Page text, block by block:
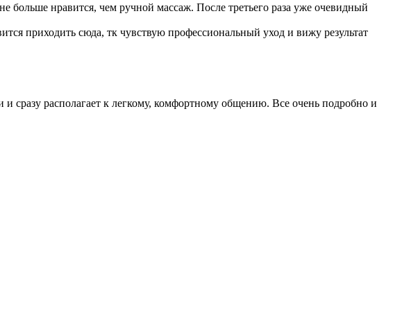
больше нравится, чем ручной массаж. После третьего раза уже очевидный
приходить сюда, тк чувствую профессиональный уход и вижу результат
располагает к легкому, комфортному общению. Все очень подробно и